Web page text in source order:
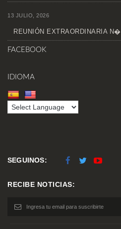
13 JULIO, 2026
REUNIÓN EXTRAORDINARIA
FACEBOOK
IDIOMA
SEGUINOS:
RECIBE NOTICIAS: